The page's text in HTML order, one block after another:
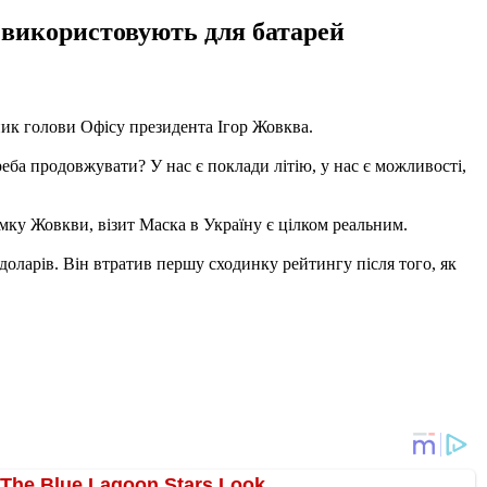
для батарей
голови Офісу президента Ігор Жовква.
продовжувати? У нас є поклади літію, у нас є можливості,
Жовкви, візит Маска в Україну є цілком реальним.
Він втратив першу сходинку рейтингу після того, як